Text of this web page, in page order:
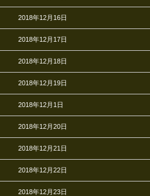
2018年12月16日
2018年12月17日
2018年12月18日
2018年12月19日
2018年12月1日
2018年12月20日
2018年12月21日
2018年12月22日
2018年12月23日